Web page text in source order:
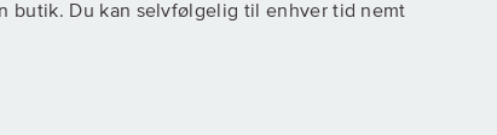
butik. Du kan selvfølgelig til enhver tid nemt